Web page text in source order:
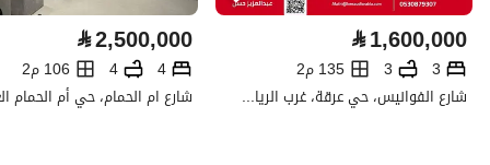
كهرباء
نعم
صرف صحي
هاتف
نعم
⃁1,600,000
3
3
135 م2
شارع الفوانيس، حي عرقة، غرب الرياض، الرياض
⃁2,500,000
4
4 106 م2